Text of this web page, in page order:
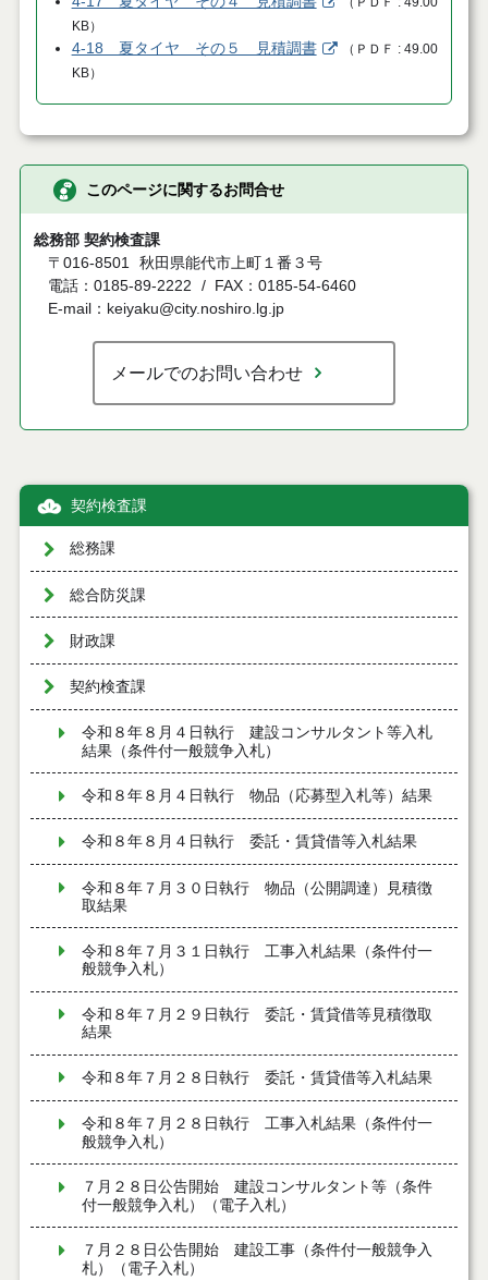
KB）
4-18 夏タイヤ その５ 見積調書 （ ＰＤＦ
49.00
KB）
このページに関するお問合せ
総務部 契約検査課
〒016-8501 秋田県能代市上町１番３号
電話：0185-89-2222
FAX：0185-54-6460
E-mail：keiyaku@city.noshiro.lg.jp
メールでのお問い合わせ
契約検査課
総務課
総合防災課
財政課
契約検査課
令和８年８月４日執行 建設コンサルタント等入札
結果（条件付一般競争入札）
令和８年８月４日執行 物品（応募型入札等）結果
令和８年８月４日執行 委託・賃貸借等入札結果
令和８年７月３０日執行 物品（公開調達）見積徴
取結果
令和８年７月３１日執行 工事入札結果（条件付一
般競争入札）
令和８年７月２９日執行 委託・賃貸借等見積徴取
結果
令和８年７月２８日執行 委託・賃貸借等入札結果
令和８年７月２８日執行 工事入札結果（条件付一
般競争入札）
７月２８日公告開始 建設コンサルタント等（条件
付一般競争入札）（電子入札）
７月２８日公告開始 建設工事（条件付一般競争入
札）（電子入札）